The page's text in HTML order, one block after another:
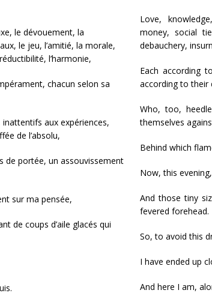
le dévouement, la
le jeu, l’amitié, la morale,
l’harmonie,
chacun selon sa
aux expériences,
de l’absolu,
de portée, un assouvissement
sur ma pensée,
de coups d’aile glacés qui
Love,
money, social
debauchery,
Each according
according to their
Who, too,
themselves
Behind which
Now, this
And those tiny
fevered forehead.
So, to avoid this
I have ended up
And here I am,